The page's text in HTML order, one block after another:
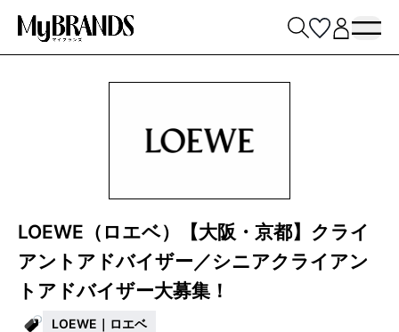
LOEWE（ロエベ）【大阪・京都】クライ
アントアドバイザー／シニアクライアン
トアドバイザー大募集！
LOEWE｜ロエベ